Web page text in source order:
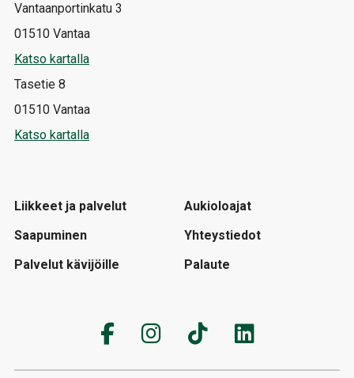
Vantaanportinkatu 3
01510 Vantaa
Katso kartalla
Tasetie 8
01510 Vantaa
Katso kartalla
Liikkeet ja palvelut
Saapuminen
Palvelut kävijöille
Aukioloajat
Yhteystiedot
Palaute